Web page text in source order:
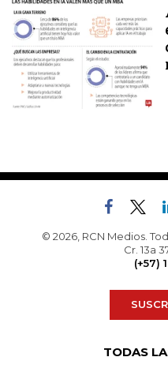
© 2026, RCN Medios.
Cr. 13a
(+57)
TODAS